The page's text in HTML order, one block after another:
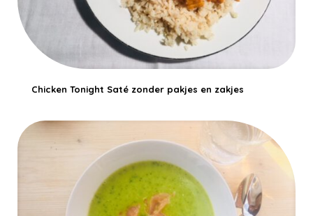
Chicken Tonight Saté zonder pakjes en zakjes